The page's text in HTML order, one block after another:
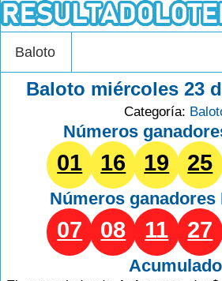
Baloto
Baloto miércoles 23
Categoría:
Números
01 16 19 25
Números ganadores
07 08 11 27
Acumulado